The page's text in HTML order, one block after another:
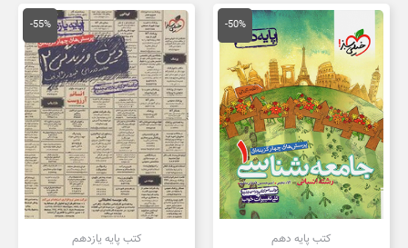
-50%
کتب پایه دهم
قیمت
اصلی
50,000 تومان
بود.
قیمت
فعلی
25,000 تومان
است.
-55%
کتب پایه یازدهم
قیمت
اصلی
55,000 تومان
بود.
قیمت
فعلی
است.